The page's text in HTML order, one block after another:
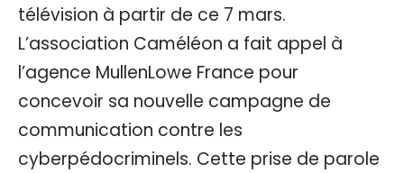
télévision à partir de ce 7 mars.
L’association Caméléon a fait appel à
l’agence MullenLowe France pour
concevoir sa nouvelle campagne de
communication contre les
cyberpédocriminels. Cette prise de parole